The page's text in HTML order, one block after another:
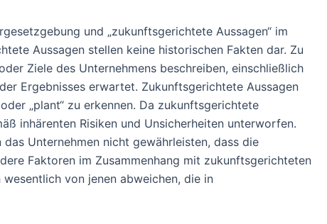
und „zukunftsgerichtete Aussagen“ im
Aussagen stellen keine historischen Fakten dar. Zu
Ziele des Unternehmens beschreiben, einschließlich
Ergebnisses erwartet. Zukunftsgerichtete Aussagen
oder „plant“ zu erkennen. Da zukunftsgerichtete
inhärenten Risiken und Unsicherheiten unterworfen.
Unternehmen nicht gewährleisten, dass die
Faktoren im Zusammenhang mit zukunftsgerichteten
von jenen abweichen, die in